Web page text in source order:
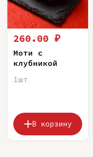
260.00 ₽
Моти с
клубникой
1шт
В корзину